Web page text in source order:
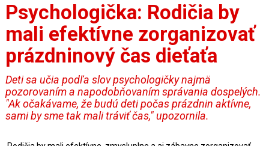
Psychologička: Rodičia by
mali efektívne zorganizovať
prázdninový čas dieťaťa
Deti sa učia podľa slov psychologičky najmä
pozorovaním a napodobňovaním správania dospelých.
"Ak očakávame, že budú deti počas prázdnin aktívne,
sami by sme tak mali tráviť čas," upozornila.